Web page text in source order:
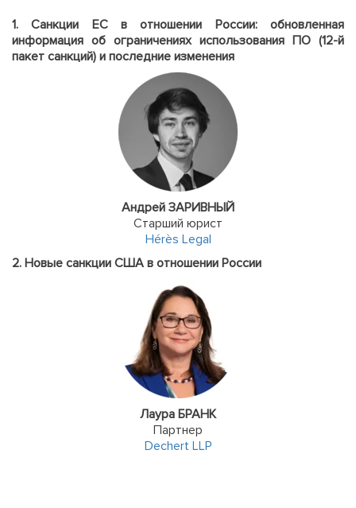
1. Санкции ЕС в отношении России: обновленная
информация об ограничениях использования ПО (12-й
пакет санкций) и последние изменения
Андрей ЗАРИВНЫЙ
Старший юрист
Hérès Legal
2. Новые санкции США в отношении России
Лаура БРАНК
Партнер
Dechert LLP